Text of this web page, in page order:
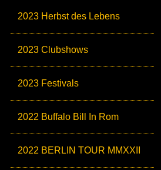
2023 Herbst des Lebens
2023 Clubshows
2023 Festivals
2022 Buffalo Bill In Rom
2022 BERLIN TOUR MMXXII